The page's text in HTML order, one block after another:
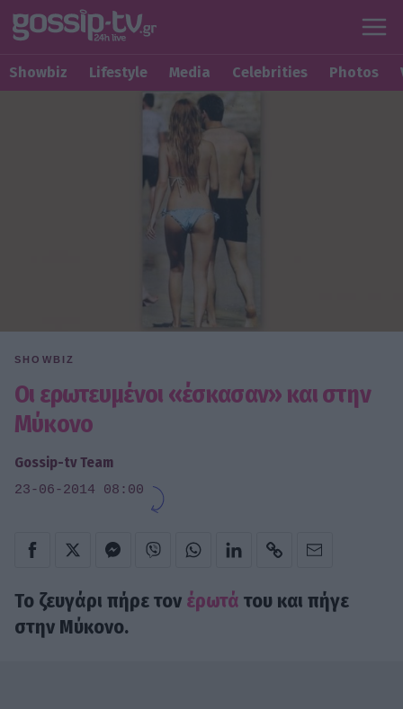
Showbiz Lifestyle Media Celebrities Photos
SHOWBIZ
Οι ερωτευμένοι «έσκασαν» και στην
Μύκονο
Gossip-tv Team
23-06-2014 08:00
Το ζευγάρι πήρε τον έρωτά του και πήγε
στην Μύκονο.